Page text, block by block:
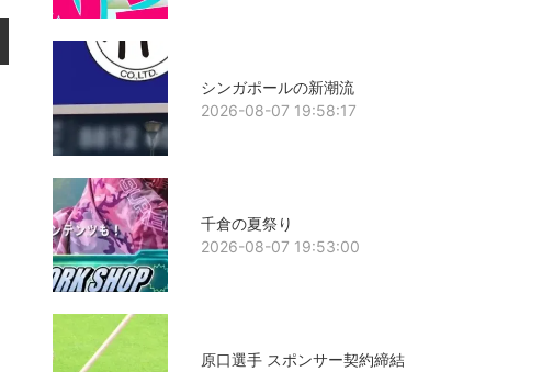
シンガポールの新潮流
2026-08-07 19:58:17
千倉の夏祭り
2026-08-07 19:53:00
原口選手 スポンサー契約締結